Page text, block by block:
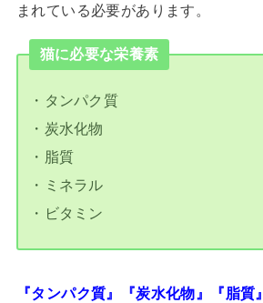
まれている必要があります。
猫に必要な栄養素
・タンパク質
・炭水化物
・脂質
・ミネラル
・ビタミン
『タンパク質』『炭水化物』『脂質』